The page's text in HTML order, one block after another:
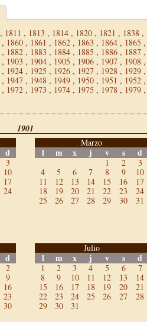
, 1811 , 1813 , 1814 , 1820 , 1821 , 1838 ,
, 1860 , 1861 , 1862 , 1863 , 1864 , 1865 ,
, 1882 , 1883 , 1884 , 1885 , 1886 , 1887 ,
, 1903 , 1904 , 1905 , 1906 , 1907 , 1908 ,
, 1924 , 1925 , 1926 , 1927 , 1928 , 1929 ,
, 1947 , 1948 , 1949 , 1950 , 1951 , 1952 ,
, 1972 , 1973 , 1974 , 1975 , 1978 , 1979 ,
1901
d
3
10
17
24
Marzo
l m x j v s d
1 2
3
4
5 6 7 8 9
10
11
12 13 14 15 16
17
18
19 20 21 22 23
24
25
26 27 28 29 30 31
d
2
9
16
23
30
Julio
l m x j v s d
1 2 3 4 5 6
7
8
9 10 11 12 13
14
15
16 17 18 19 20
21
22
23 24 25 26 27
28
29
30 31